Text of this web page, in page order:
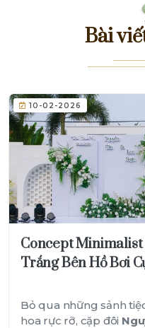
Bài
10-02-2026
Concept Minimalist
Trắng Bên Hồ Bơi
Bỏ qua những sảnh
hoa rực rỡ, cặp đôi